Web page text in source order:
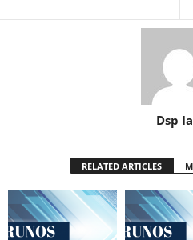
Dsp
RELATED ARTICLES